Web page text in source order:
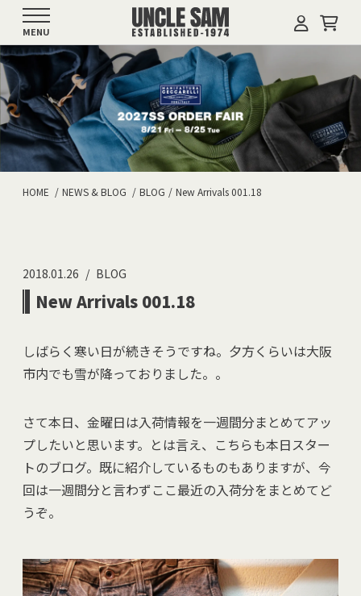
MENU
HOME NEWS & BLOG BLOG New Arrivals 001.18
2018.01.26 BLOG
New Arrivals 001.18
しばらく寒い日が続きそうですね。夕方くらいは大阪
市内でも雪が降っておりました。。
さて本日、金曜日は入荷情報を一週間分まとめてアッ
プしたいと思います。とは言え、こちらも本日スター
トのブログ。既に紹介しているものもありますが、今
回は一週間分と言わずここ最近の入荷分をまとめてど
うぞ。